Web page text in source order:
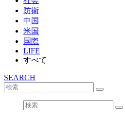
防衛
中国
米国
国際
LIFE
すべて
SEARCH